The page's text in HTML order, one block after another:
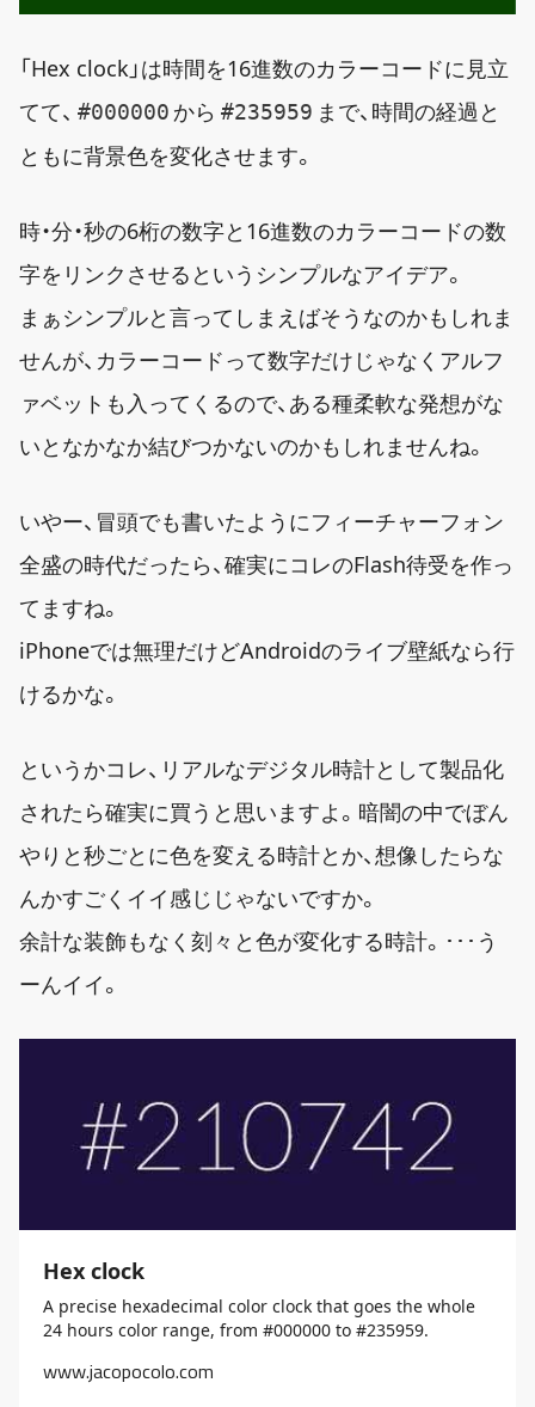
「Hex clock」は時間を16進数のカラーコードに見立
てて、 #000000 から #235959 まで、時間の経過と
ともに背景色を変化させます。
時・分・秒の6桁の数字と16進数のカラーコードの数
字をリンクさせるというシンプルなアイデア。
まぁシンプルと言ってしまえばそうなのかもしれま
せんが、カラーコードって数字だけじゃなくアルフ
ァベットも入ってくるので、ある種柔軟な発想がな
いとなかなか結びつかないのかもしれませんね。
いやー、冒頭でも書いたようにフィーチャーフォン
全盛の時代だったら、確実にコレのFlash待受を作っ
てますね。
iPhoneでは無理だけどAndroidのライブ壁紙なら行
けるかな。
というかコレ、リアルなデジタル時計として製品化
されたら確実に買うと思いますよ。暗闇の中でぼん
やりと秒ごとに色を変える時計とか、想像したらな
んかすごくイイ感じじゃないですか。
余計な装飾もなく刻々と色が変化する時計。･･･う
ーんイイ。
Hex clock
A precise hexadecimal color clock that goes the whole
24 hours color range, from #000000 to #235959.
www.jacopocolo.com